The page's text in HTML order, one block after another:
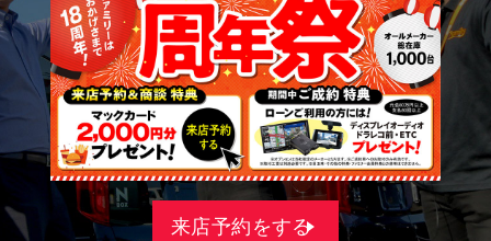
来店予約をする